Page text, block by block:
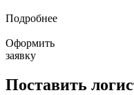
Подробнее
Оформить
заявку
Поставить